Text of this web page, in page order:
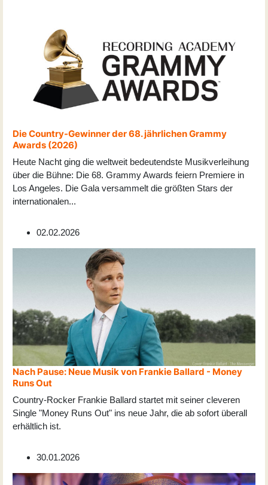
Die Country-Gewinner der 68. jährlichen Grammy
Awards (2026)
Heute Nacht ging die weltweit bedeutendste Musikverleihung
über die Bühne: Die 68. Grammy Awards feiern Premiere in
Los Angeles. Die Gala versammelt die größten Stars der
internationalen...
02.02.2026
Nach Pause: Neue Musik von Frankie Ballard - Money
Runs Out
Country-Rocker Frankie Ballard startet mit seiner cleveren
Single "Money Runs Out" ins neue Jahr, die ab sofort überall
erhältlich ist.
30.01.2026